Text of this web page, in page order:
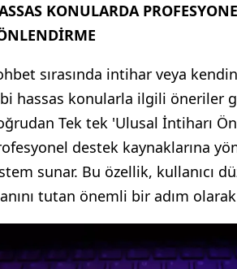
KONULARDA
sırasında intihar veya
hassas konularla ilgili öneriler
Tek tek 'Ulusal İntiharı
destek kaynaklarına
sunar. Bu özellik, kullanıcı
tutan önemli bir adım